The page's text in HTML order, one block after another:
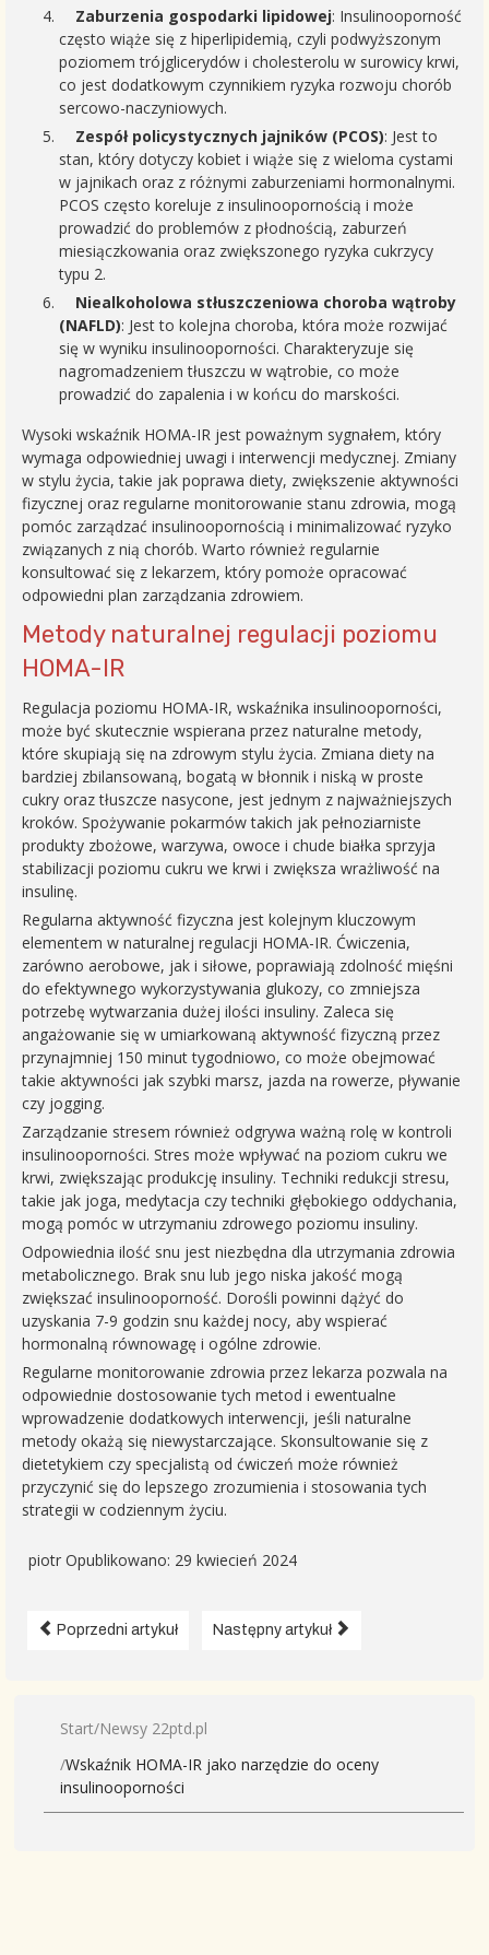
Zaburzenia gospodarki lipidowej: Insulinooporność
często wiąże się z hiperlipidemią, czyli podwyższonym
poziomem trójglicerydów i cholesterolu w surowicy krwi,
co jest dodatkowym czynnikiem ryzyka rozwoju chorób
sercowo-naczyniowych.
Zespół policystycznych jajników (PCOS): Jest to
stan, który dotyczy kobiet i wiąże się z wieloma cystami
w jajnikach oraz z różnymi zaburzeniami hormonalnymi.
PCOS często koreluje z insulinoopornością i może
prowadzić do problemów z płodnością, zaburzeń
miesiączkowania oraz zwiększonego ryzyka cukrzycy
typu 2.
Niealkoholowa stłuszczeniowa choroba wątroby
(NAFLD): Jest to kolejna choroba, która może rozwijać
się w wyniku insulinooporności. Charakteryzuje się
nagromadzeniem tłuszczu w wątrobie, co może
prowadzić do zapalenia i w końcu do marskości.
Wysoki wskaźnik HOMA-IR jest poważnym sygnałem, który
wymaga odpowiedniej uwagi i interwencji medycznej. Zmiany
w stylu życia, takie jak poprawa diety, zwiększenie aktywności
fizycznej oraz regularne monitorowanie stanu zdrowia, mogą
pomóc zarządzać insulinoopornością i minimalizować ryzyko
związanych z nią chorób. Warto również regularnie
konsultować się z lekarzem, który pomoże opracować
odpowiedni plan zarządzania zdrowiem.
Metody naturalnej regulacji poziomu
HOMA-IR
Regulacja poziomu HOMA-IR, wskaźnika insulinooporności,
może być skutecznie wspierana przez naturalne metody,
które skupiają się na zdrowym stylu życia. Zmiana diety na
bardziej zbilansowaną, bogatą w błonnik i niską w proste
cukry oraz tłuszcze nasycone, jest jednym z najważniejszych
kroków. Spożywanie pokarmów takich jak pełnoziarniste
produkty zbożowe, warzywa, owoce i chude białka sprzyja
stabilizacji poziomu cukru we krwi i zwiększa wrażliwość na
insulinę.
Regularna aktywność fizyczna jest kolejnym kluczowym
elementem w naturalnej regulacji HOMA-IR. Ćwiczenia,
zarówno aerobowe, jak i siłowe, poprawiają zdolność mięśni
do efektywnego wykorzystywania glukozy, co zmniejsza
potrzebę wytwarzania dużej ilości insuliny. Zaleca się
angażowanie się w umiarkowaną aktywność fizyczną przez
przynajmniej 150 minut tygodniowo, co może obejmować
takie aktywności jak szybki marsz, jazda na rowerze, pływanie
czy jogging.
Zarządzanie stresem również odgrywa ważną rolę w kontroli
insulinooporności. Stres może wpływać na poziom cukru we
krwi, zwiększając produkcję insuliny. Techniki redukcji stresu,
takie jak joga, medytacja czy techniki głębokiego oddychania,
mogą pomóc w utrzymaniu zdrowego poziomu insuliny.
Odpowiednia ilość snu jest niezbędna dla utrzymania zdrowia
metabolicznego. Brak snu lub jego niska jakość mogą
zwiększać insulinooporność. Dorośli powinni dążyć do
uzyskania 7-9 godzin snu każdej nocy, aby wspierać
hormonalną równowagę i ogólne zdrowie.
Regularne monitorowanie zdrowia przez lekarza pozwala na
odpowiednie dostosowanie tych metod i ewentualne
wprowadzenie dodatkowych interwencji, jeśli naturalne
metody okażą się niewystarczające. Skonsultowanie się z
dietetykiem czy specjalistą od ćwiczeń może również
przyczynić się do lepszego zrozumienia i stosowania tych
strategii w codziennym życiu.
piotr Opublikowano: 29 kwiecień 2024
Poprzedni artykuł Następny artykuł
Start Newsy 22ptd.pl
Wskaźnik HOMA-IR jako narzędzie do oceny
insulinooporności